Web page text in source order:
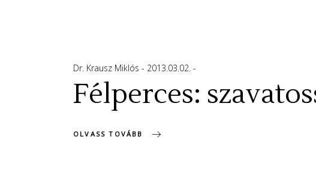
Dr. Krausz Miklós 2013.03.02.
Félperces:
OLVASS TOVÁBB